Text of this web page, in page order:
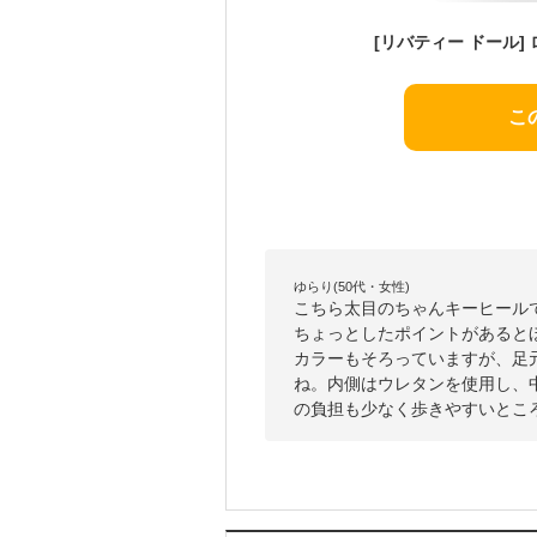
こ
ゆらり(50代・女性)
こちら太目のちゃんキーヒー
ちょっとしたポイントがある
カラーもそろっていますが、
ね。内側はウレタンを使用し
の負担も少なく歩きやすいとこ